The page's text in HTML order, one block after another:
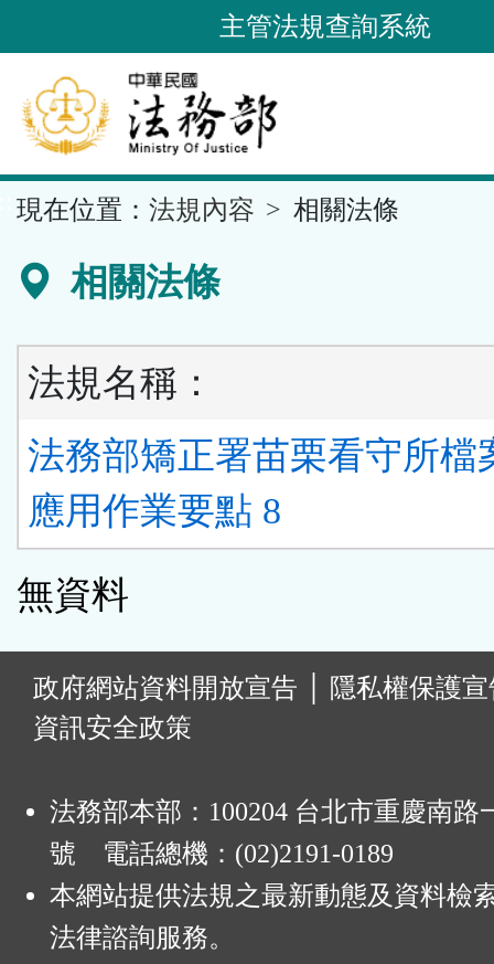
到
要
內
容
區
主管法規查詢系統
現在位置： 法規內容 相關法條
相關法條
法規名稱：
法務部矯正署苗栗看守所檔
應用作業要點 8
無資料
政府網站資料開放宣告
隱私權保護
資訊安全政策
法務部本部：100204 台北市重慶南路
號 電話總機：(02)2191-0189
本網站提供法規之最新動態及資料檢
法律諮詢服務。